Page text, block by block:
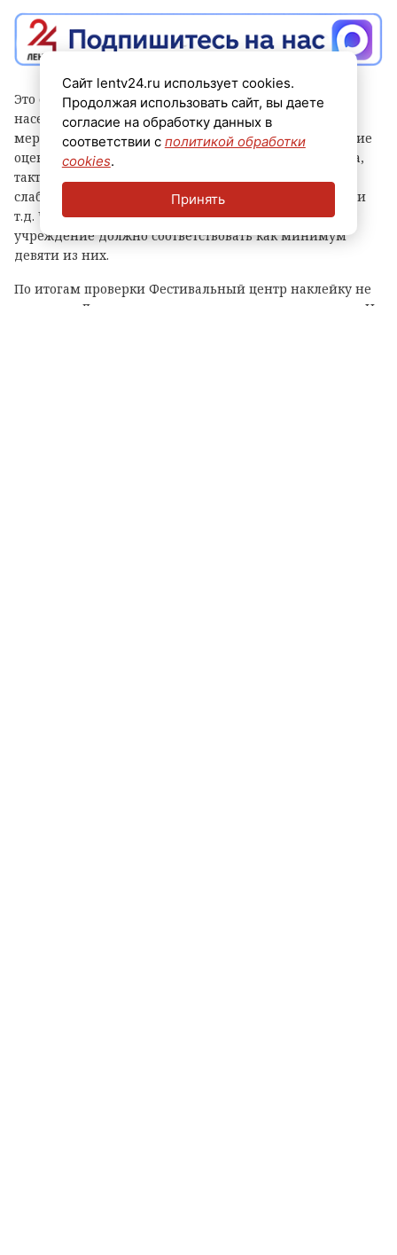
Это одно из ключевых культурных пространств
населенного пункта, там регулярно проходят
мероприятия для жителей всех возрастов. Учреждение
оценивали по 11 критериям: удобная входная группа,
тактильный и контрастный маршрут для
слабовидящих, специально оборудованный санузел и
т.д. Чтобы получить знак «Проверено СВОими»,
учреждение должно соответствовать как минимум
девяти из них.
По итогам проверки Фестивальный центр наклейку не
получил: «Лидер» соответствует всего шести пунктам. На
Сайт lentv24.ru использует cookies.
Продолжая использовать сайт, вы даете
согласие на обработку данных в
соответствии с политикой обработки
cookies.
Принять